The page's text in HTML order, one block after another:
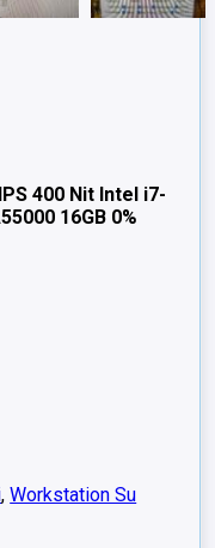
400 Nit Intel i7-
16GB 0%
,Workstation Su